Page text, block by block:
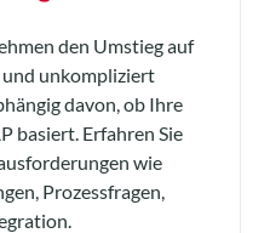
den Umstieg auf
und unkompliziert
davon, ob Ihre
basiert. Erfahren Sie
wie
Prozessfragen,